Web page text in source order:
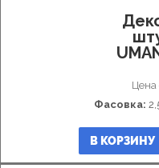
колеруемый
Микробетон
Декоративная
штукатурка
Цена
Фасовка:
В КОРЗИНУ